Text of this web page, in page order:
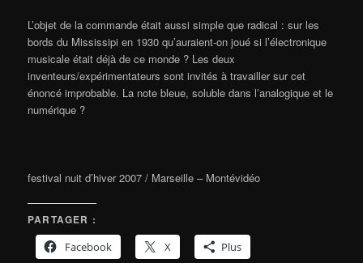
L’objet de la commande était aussi simple que radical : sur les
bords du Mississipi en 1930 qu’auraient-on joué si l’électronique
musicale était déjà de ce monde ? Les deux
inventeurs/expérimentateurs sont invités à travailler sur cet
énoncé improbable. La note bleue, soluble dans l’analogique et le
numérique ?
festival nuit d’hiver 2007 / Marseille – Montévidéo
PARTAGER :
Facebook
X Plus